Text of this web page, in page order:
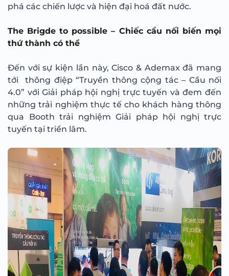
phá các chiến lược và hiện đại hoá đất nước.
The Brigde to possible – Chiếc cầu nối biến mọi
thứ thành có thể
Đến với sự kiện lần này, Cisco & Ademax đã mang
tới thông điệp “Truyền thông cộng tác – Cầu nối
4.0” với Giải pháp hội nghị trực tuyến và đem đến
những trải nghiệm thực tế cho khách hàng thông
qua Booth trải nghiệm Giải pháp hội nghị trực
tuyến tại triển lãm.